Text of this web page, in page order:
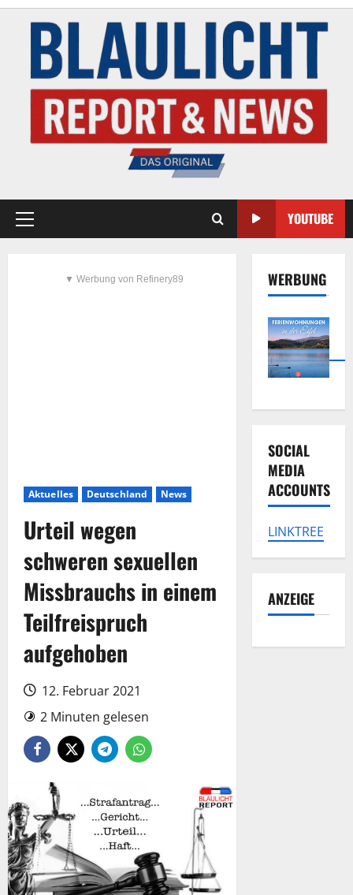
YOUTUBE
▼ Werbung von Refinery89
Aktuelles Deutschland News
Urteil wegen
schweren sexuellen
Missbrauchs in einem
Teilfreispruch
aufgehoben
12. Februar 2021
2 Minuten gelesen
WERBUNG
SOCIAL
MEDIA
ACCOUNTS
LINKTREE
ANZEIGE